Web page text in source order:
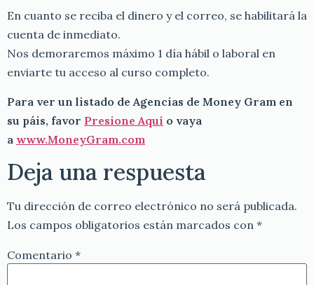
En cuanto se reciba el dinero y el correo, se habilitará la
cuenta de inmediato.
Nos demoraremos máximo 1 día hábil o laboral en
enviarte tu acceso al curso completo.
Para ver un listado de Agencias de Money Gram en
su páis, favor Presione Aquí o vaya
a www.MoneyGram.com
Deja una respuesta
Tu dirección de correo electrónico no será publicada.
Los campos obligatorios están marcados con *
Comentario *